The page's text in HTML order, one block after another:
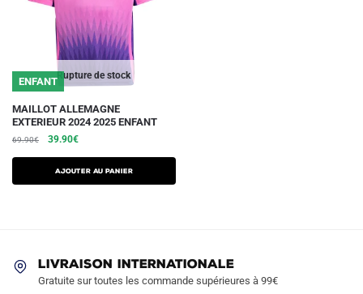
Rupture de stock
ENFANT
MAILLOT ALLEMAGNE
EXTERIEUR 2024 2025 ENFANT
69.90€
Le
initial
était :
39.90€Le
actuel
est :
AJOUTER AU PANIER
Ce
produit
a
plusieurs
variations.
être
choisies
LIVRAISON INTERNATIONALE
Gratuite sur toutes les commande supérieures à 99€